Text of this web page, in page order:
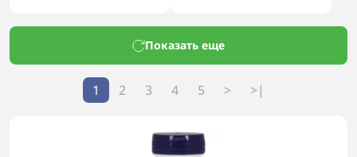
Показать еще
1 2 3 4 5 > >|